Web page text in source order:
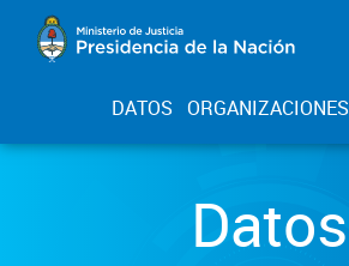
DATOS ORGANIZACIONES
Datos